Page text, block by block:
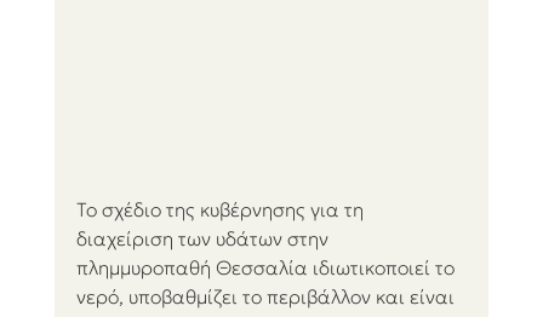
Το σχέδιο της κυβέρνησης για τη
διαχείριση των υδάτων στην
πλημμυροπαθή Θεσσαλία ιδιωτικοποιεί το
νερό, υποβαθμίζει το περιβάλλον και είναι